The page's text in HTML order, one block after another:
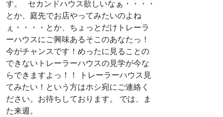
す。 セカンドハウス欲しいなぁ・・・・
とか、庭先でお店やってみたいのよね
ぇ・・・・とか、ちょっとだけトレーラ
ーハウスにご興味あるそこのあなたっ！
今がチャンスです！めったに見ることの
できないトレーラーハウスの見学が今な
らできますよっ！！ トレーラーハウス見
てみたい！という方はホシ宛にご連絡く
ださい。お待ちしております。 では、ま
た来週。